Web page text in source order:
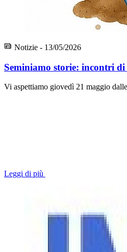
Notizie - 13/05/2026
Seminiamo storie: incontri
Vi aspettiamo giovedì 21 maggio
Leggi di più